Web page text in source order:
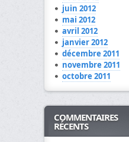
juin 2012
mai 2012
avril 2012
janvier 2012
décembre 2011
novembre 2011
octobre 2011
COMMENTAIRES
RÉCENTS